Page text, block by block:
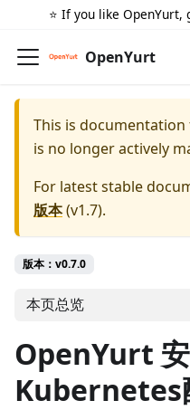
⭐️ If you like
OpenYurt
This is
is no longer actively
For latest stable
版本(v1.7).
版本：v0.7.0
本页总览
OpenYurt
Kubernetes